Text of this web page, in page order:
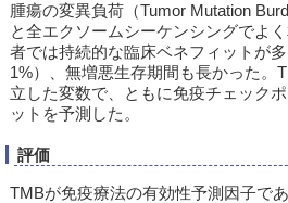
腫瘍の変異負荷（Tumor Mutation
と全エクソームシーケンシングでよ
者では持続的な臨床ベネフィットが
1%）、無増悪生存期間も長かった。
立した変数で、ともに免疫チェック
ットを予測した。
評価
TMBが免疫療法の有効性予測因子で